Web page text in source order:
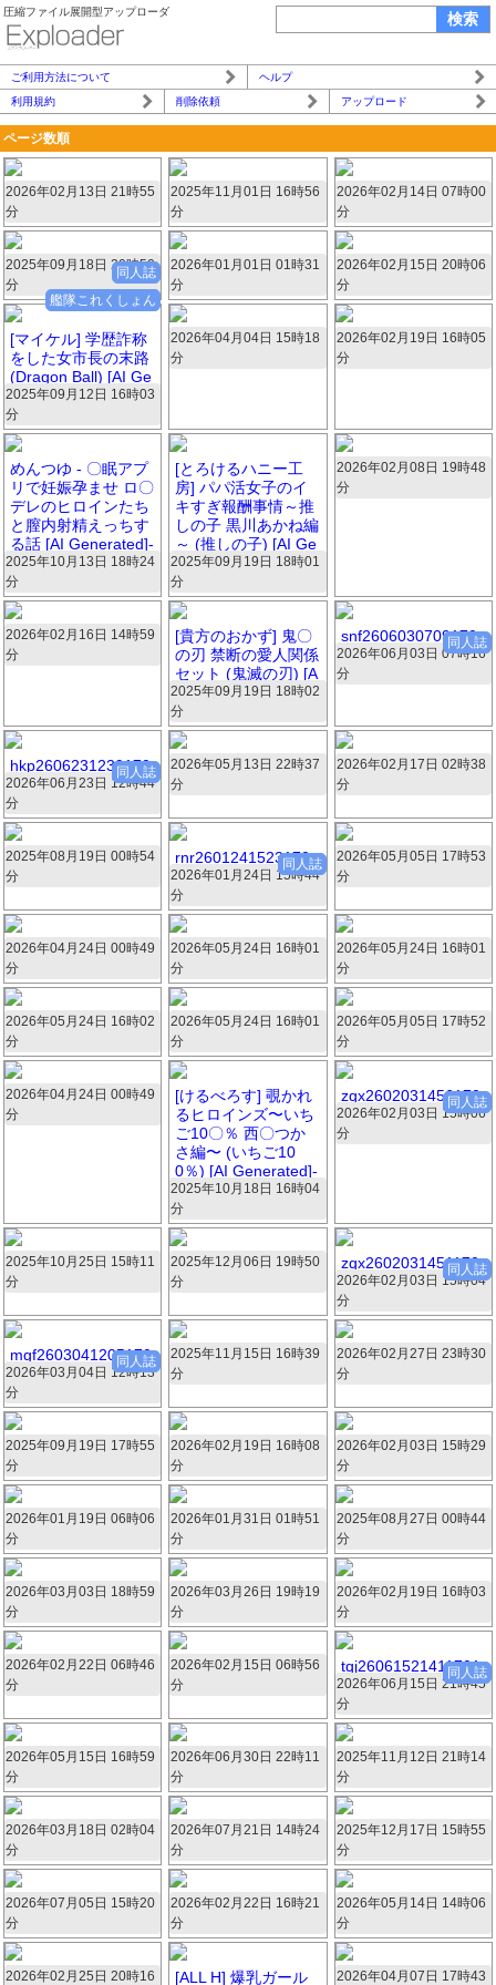
圧縮ファイル展開型アップローダ
ご利用方法について
ヘルプ
利用規約
削除依頼 アップロード
ページ数順
37702.zip
500枚 44.7MB
2026年02月13日 21時55
分
80927.zip
499枚 56.2MB
2025年11月01日 16時56
分
21891.zip
496枚 122.8MB
2026年02月14日 07時00
分
fjo25091802.zip
489枚 108.7MB
同人誌
艦隊これくしょん
2025年09月18日 20時50
分
56664.zip
488枚 33.2MB
2026年01月01日 01時31
分
35572.zip
484枚 75MB
2026年02月15日 20時06
分
[マイケル] 学歴詐称
をした女市長の末路
(Dragon Ball) [AI Ge
nerated]-1280x.zip
481枚 57.7MB
2025年09月12日 16時03
分
63165.zip
481枚 65.7MB
2026年04月04日 15時18
分
42349.zip
475枚 77MB
2026年02月19日 16時05
分
めんつゆ - 〇眠アプ
リで妊娠孕ませ ロ〇
デレのヒロインたち
と膣内射精えっちす
る話 [AI Generated]-
1280x.zip
470枚 73.3MB
2025年10月13日 18時24
分
[とろけるハニー工
房] パパ活女子のイ
キすぎ報酬事情～推
しの子 黒川あかね編
～ (推しの子) [AI Ge
nerated]-1280x.zip
469枚 57.2MB
2025年09月19日 18時01
分
93968.zip
467枚 73.7MB
2026年02月08日 19時48
分
74266.zip
465枚 50.3MB
2026年02月16日 14時59
分
[貴方のおかず] 鬼〇
の刃 禁断の愛人関係
セット (鬼滅の刃) [A
I Generated].zip
465枚 101.7MB
2025年09月19日 18時02
分
snf2606030709170
4.zip
464枚 196.3MB
同人誌
2026年06月03日 07時16
分
hkp2606231239170
4.zip
464枚 196.2MB
同人誌
2026年06月23日 12時44
分
80941.zip
461枚 69.2MB
2026年05月13日 22時37
分
45956.zip
460枚 58.7MB
2026年02月17日 02時38
分
3491809.zip
457枚 100.7MB
2025年08月19日 00時54
分
rnr2601241523170
9.zip
456枚 197.8MB
同人誌
2026年01月24日 15時44
分
78812.zip
451枚 51.5MB
2026年05月05日 17時53
分
42249.zip
451枚 23.5MB
2026年04月24日 00時49
分
27735.zip
451枚 29MB
2026年05月24日 16時01
分
43217.zip
451枚 29.4MB
2026年05月24日 16時01
分
66469.zip
451枚 120MB
2026年05月24日 16時02
分
27318.zip
451枚 25.8MB
2026年05月24日 16時01
分
61020.zip
451枚 54.7MB
2026年05月05日 17時52
分
15593.zip
451枚 27MB
2026年04月24日 00時49
分
[けるべろす] 覗かれ
るヒロインズ〜いち
ご10〇％ 西〇つか
さ編〜 (いちご10
0％) [AI Generated]-
1280x.zip
443枚 54.6MB
2025年10月18日 16時04
分
zqx2602031456170
2.zip
443枚 186.7MB
同人誌
2026年02月03日 15時06
分
62495.zip
442枚 43.9MB
2025年10月25日 15時11
分
44559.zip
439枚 34.7MB
2025年12月06日 19時50
分
zqx2602031451170
1.zip
436枚 196.7MB
同人誌
2026年02月03日 15時04
分
mgf2603041205170
6.zip
433枚 111.7MB
同人誌
2026年03月04日 12時13
分
73712.zip
432枚 34MB
2025年11月15日 16時39
分
32489.zip
432枚 50MB
2026年02月27日 23時30
分
943233.zip
424枚 37.3MB
2025年09月19日 17時55
分
33708.zip
424枚 24.7MB
2026年02月19日 16時08
分
97041.zip
420枚 48.5MB
2026年02月03日 15時29
分
15368.zip
420枚 17.6MB
2026年01月19日 06時06
分
47793.zip
418枚 57.1MB
2026年01月31日 01時51
分
427087.zip
414枚 63.2MB
2025年08月27日 00時44
分
62078.zip
414枚 50.9MB
2026年03月03日 18時59
分
83942.zip
414枚 63.1MB
2026年03月26日 19時19
分
61160.zip
409枚 44.1MB
2026年02月19日 16時03
分
63170.zip
407枚 57.9MB
2026年02月22日 06時46
分
16997.zip
406枚 49.5MB
2026年02月15日 06時56
分
tqj26061521411701.
zip
404枚 151.2MB
同人誌
2026年06月15日 21時45
分
76059.zip
404枚 35.7MB
2026年05月15日 16時59
分
603524.zip
401枚 84.1MB
2026年06月30日 22時11
分
35201.zip
399枚 32.3MB
2025年11月12日 21時14
分
29182.zip
399枚 61.2MB
2026年03月18日 02時04
分
220826.zip
398枚 85.3MB
2026年07月21日 14時24
分
13705.zip
398枚 43.1MB
2025年12月17日 15時55
分
798018.zip
397枚 65.6MB
2026年07月05日 15時20
分
38064.zip
397枚 39.9MB
2026年02月22日 16時21
分
28441.zip
397枚 65.6MB
2026年05月14日 14時06
分
11726.zip
2026年02月25日 20時16 [ALL H] 爆乳ガール 91335.zip
2026年04月07日 17時43